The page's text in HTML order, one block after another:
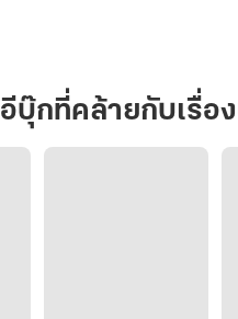
ร้าย!
อีบุ๊กที่คล้ายกับเรื่อ